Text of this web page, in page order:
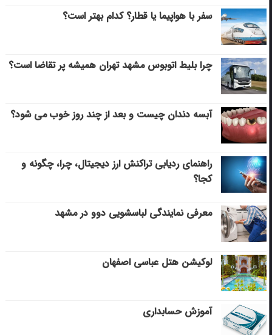
سفر با هواپیما یا قطار؟ کدام بهتر است؟
چرا بلیط اتوبوس مشهد تهران همیشه پر تقاضا است؟
آبسه دندان چیست و بعد از چند روز خوب می‌ شود؟
راهنمای ردیابی تراکنش ارز دیجیتال، چرا، چگونه و
کجا؟
معرفی نمایندگی لباسشویی دوو در مشهد
لوکیشن هتل عباسی اصفهان
آموزش حسابداری